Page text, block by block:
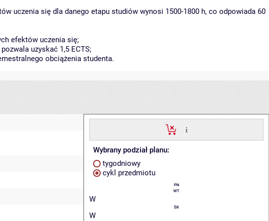
uczenia się dla danego etapu studiów wynosi 1500-1800 h, co odpowiada 60
efektów uczenia się;
uzyskać 1,5 ECTS;
obciążenia studenta.
Wybrany podział planu:
tygodniowy
cykl przedmiotu
PN
WT
W
ŚR
W